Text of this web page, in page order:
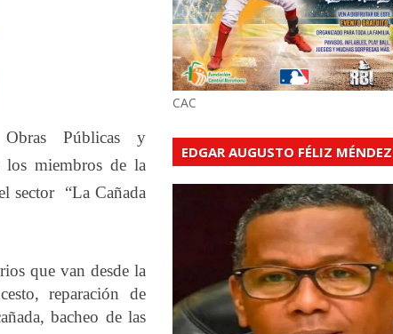
Públicas y
los miembros de la
sector “La Cañada
que van desde la
reparación de
bacheo de las
CAC
EDGAR AUGUSTO FÉLIZ MÉNDEZ